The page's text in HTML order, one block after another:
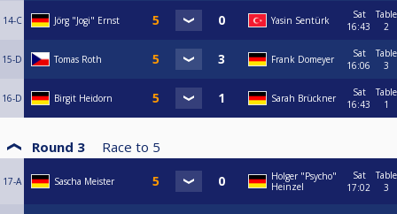
14-C Jörg "Jogi" Ernst Yasin Sentürk
Sat
16:43
Table
2
15-D Tomas Roth Frank Domeyer
Sat
16:06
Table
3
16-D Birgit Heidorn Sarah Brückner
Sat
16:43
Table
1
Round 3 Race to 5
17-A Sascha Meister
Holger "Psycho"
Heinzel
Sat
17:02
Table
3